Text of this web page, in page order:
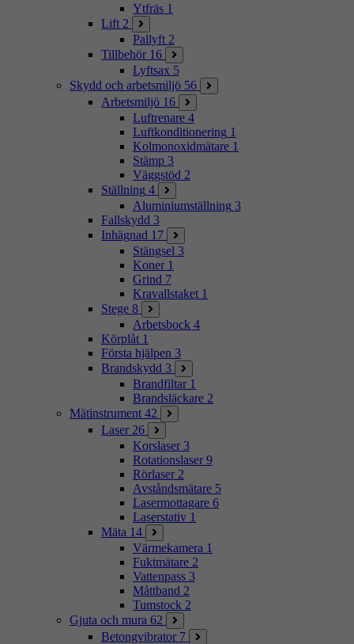
Ytfräs 1
Lift 2
Pallyft 2
Tillbehör 16
Lyftsax 5
Skydd och arbetsmiljö 56
Arbetsmiljö 16
Luftrenare 4
Luftkonditionering 1
Kolmonoxidmätare 1
Stämp 3
Väggstöd 2
Ställning 4
Aluminiumställning 3
Fallskydd 3
Inhägnad 17
Stängsel 3
Koner 1
Grind 7
Kravallstaket 1
Stege 8
Arbetsbock 4
Körplåt 1
Första hjälpen 3
Brandskydd 3
Brandfiltar 1
Brandsläckare 2
Mätinstrument 42
Laser 26
Korslaser 3
Rotationslaser 9
Rörlaser 2
Avståndsmätare 5
Lasermottagare 6
Laserstativ 1
Mäta 14
Värmekamera 1
Fuktmätare 2
Vattenpass 3
Måttband 2
Tumstock 2
Gjuta och mura 62
Betongvibrator 7